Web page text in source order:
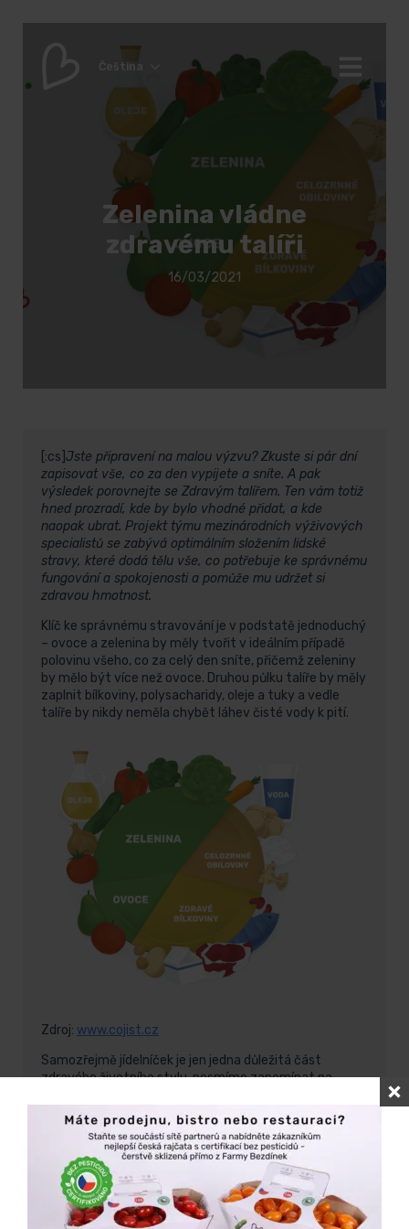
Čeština
Zelenina vládne
zdravému talíři
16/03/2021
[:cs] Jste připravení na malou výzvu? Zkuste si pár dní
zapisovat vše, co za den vypijete a sníte. A pak
výsledek porovnejte se Zdravým talířem. Ten vám totiž
hned prozradí, kde by bylo vhodné přidat, a kde
naopak ubrat. Projekt týmu mezinárodních výživových
specialistů se zabývá optimálním složením lidské
stravy, které dodá tělu vše, co potřebuje ke správnému
fungování a spokojenosti a pomůže mu udržet si
zdravou hmotnost.
Klíč ke správnému stravování je v podstatě jednoduchý
– ovoce a zelenina by měly tvořit v ideálním případě
polovinu všeho, co za celý den sníte, přičemž zeleniny
by mělo být více než ovoce. Druhou půlku talíře by měly
zaplnit bílkoviny, polysacharidy, oleje a tuky a vedle
talíře by nikdy neměla chybět láhev čisté vody k pití.
Zdroj: www.cojist.cz
Samozřejmě jídelníček je jen jedna důležitá část
zdravého životního stylu, nesmíme zapomínat na
nevolá vaše tělo po změně k lepšímu? S předsevzetím
cítit se lépe není potřeba čekat na Nový rok – vyrazit
do přírody můžete ještě dnes a kopec české a chutné
zeleniny pro svůj zdravý talíř pořídíte v obchodech po
celý rok!